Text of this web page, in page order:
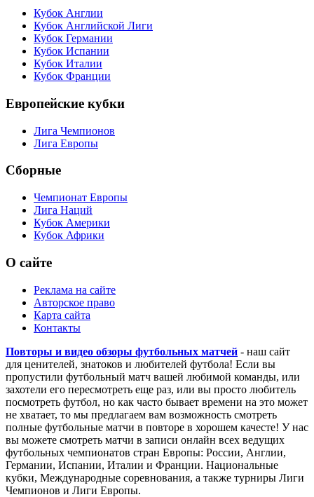
Кубок Англии
Кубок Английской Лиги
Кубок Германии
Кубок Испании
Кубок Италии
Кубок Франции
Европейские кубки
Лига Чемпионов
Лига Европы
Сборные
Чемпионат Европы
Лига Наций
Кубок Америки
Кубок Африки
О сайте
Реклама на сайте
Авторское право
Карта сайта
Контакты
Повторы и видео обзоры футбольных матчей - наш сайт
для ценителей, знатоков и любителей футбола! Если вы
пропустили футбольный матч вашей любимой команды, или
захотели его пересмотреть еще раз, или вы просто любитель
посмотреть футбол, но как часто бывает времени на это может
не хватает, то мы предлагаем вам возможность смотреть
полные футбольные матчи в повторе в хорошем качесте! У нас
вы можете смотреть матчи в записи онлайн всех ведущих
футбольных чемпионатов стран Европы: России, Англии,
Германии, Испании, Италии и Франции. Национальные
кубки, Международные соревнования, а также турниры Лиги
Чемпионов и Лиги Европы.